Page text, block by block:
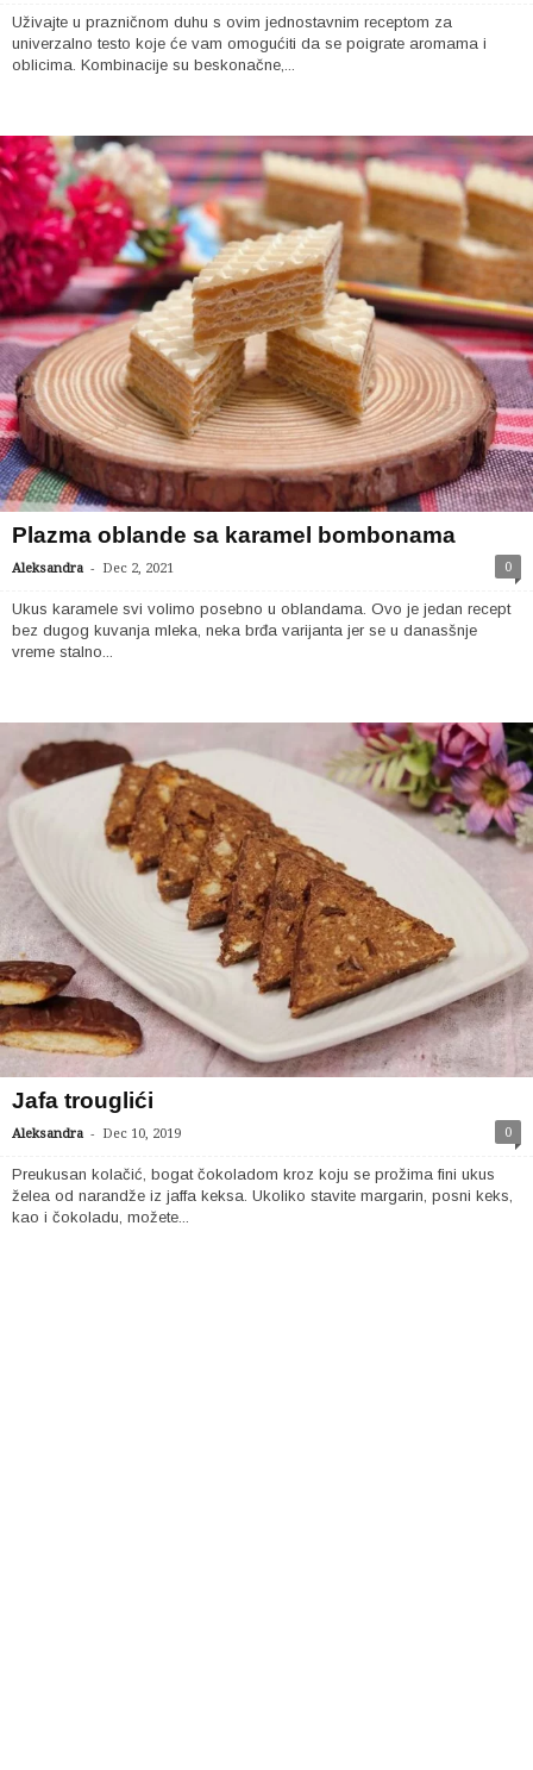
Uživajte u prazničnom duhu s ovim jednostavnim receptom za
univerzalno testo koje će vam omogućiti da se poigrate aromama i
oblicima. Kombinacije su beskonačne,...
Plazma oblande sa karamel bombonama
Aleksandra - Dec 2, 2021 0
Ukus karamele svi volimo posebno u oblandama. Ovo je jedan recept
bez dugog kuvanja mleka, neka brđa varijanta jer se u danasšnje
vreme stalno...
Jafa trouglići
Aleksandra - Dec 10, 2019 0
Preukusan kolačić, bogat čokoladom kroz koju se prožima fini ukus
želea od narandže iz jaffa keksa. Ukoliko stavite margarin, posni keks,
kao i čokoladu, možete...